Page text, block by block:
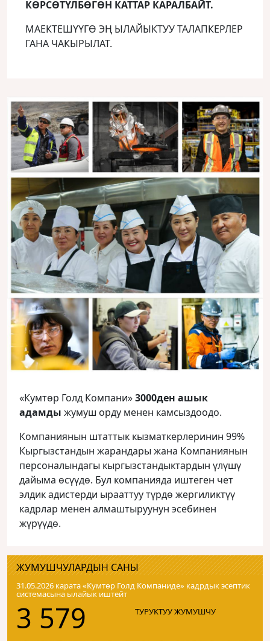
КӨРСӨТҮЛБӨГӨН КАТТАР КАРАЛБАЙТ.
МАЕКТЕШҮҮГӨ ЭҢ ЫЛАЙЫКТУУ ТАЛАПКЕРЛЕР
ГАНА ЧАКЫРЫЛАТ.
«Кумтөр Голд Компани»3000ден ашык
адамды жумуш орду менен камсыздоодо.
Компаниянын штаттык кызматкерлеринин 99%
Кыргызстандын жарандары жана Компаниянын
персоналындагы кыргызстандыктардын үлүшү
дайыма өсүүдө. Бул компанияда иштеген чет
элдик адистерди ырааттуу түрдө жергиликтүү
кадрлар менен алмаштыруунун эсебинен
жүрүүдө.
ЖУМУШЧУЛАРДЫН САНЫ
31.05.2026 карата «Кумтɵр Голд Компаниде» кадрдык эсептик
системасына ылайык иштейт
3 579 ТУРУКТУУ ЖУМУШЧУ